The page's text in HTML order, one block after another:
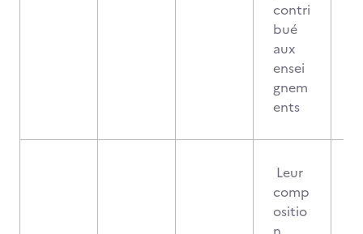
contri
bué
aux
ensei
gnem
ents
Leur
comp
ositio